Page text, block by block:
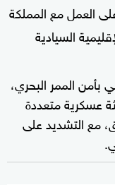
العمل مع المملكة
السيادية
الممر البحري،
عسكرية متعددة
مع التشديد على